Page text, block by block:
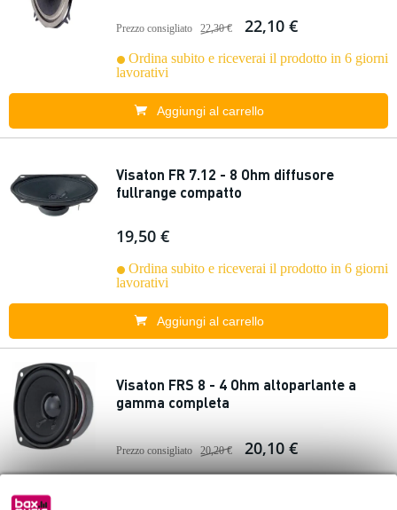
Prezzo consigliato 22,30 € 22,10 €
Ordina subito e riceverai il prodotto in 6 giorni
lavorativi
Aggiungi al carrello
Visaton FR 7.12 - 8 Ohm diffusore
fullrange compatto
19,50 €
Ordina subito e riceverai il prodotto in 6 giorni
lavorativi
Aggiungi al carrello
Visaton FRS 8 - 4 Ohm altoparlante a
gamma completa
Prezzo consigliato 20,20 € 20,10 €